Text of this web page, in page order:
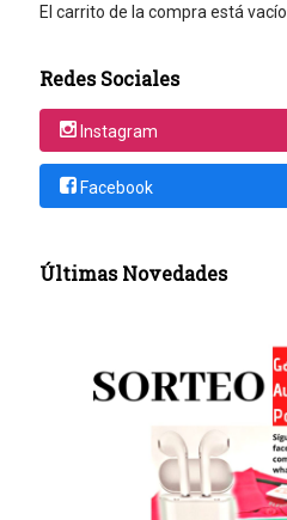
El carrito de la compra está vacío
Redes Sociales
Instagram
Facebook
Últimas Novedades